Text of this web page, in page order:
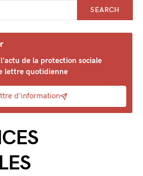
SEARCH
de la protection sociale
lettre quotidienne
d'information